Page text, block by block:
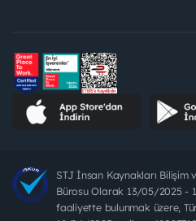
STJ İnsan Kaynakları Bilişim
Bürosu Olarak 13/05/2025 -
faaliyette bulunmak üzere,